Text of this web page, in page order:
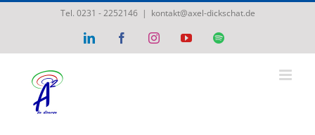
Tel. 0231 - 2252146 | kontakt@axel-dickschat.de
LinkedIn FacebookInstagramYouTubeSpotify